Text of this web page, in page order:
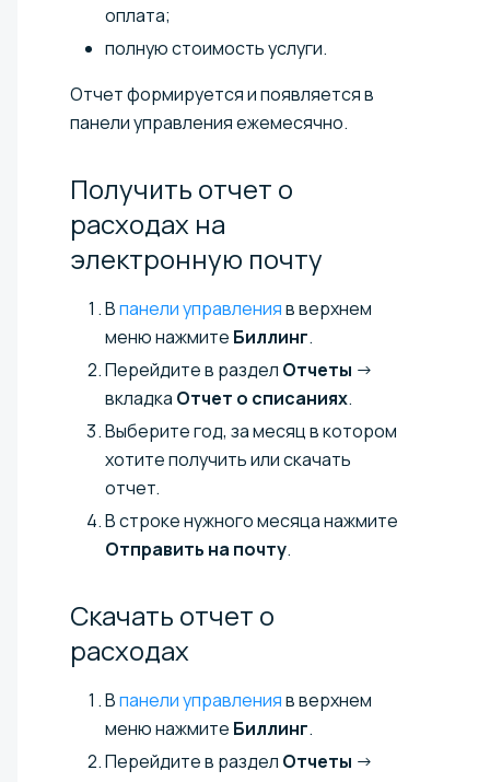
оплата;
полную стоимость услуги.
Отчет формируется и появляется в
панели управления ежемесячно.
Получить отчет о
расходах на
электронную почту
Впанели управленияв верхнем
меню нажмите Биллинг.
Перейдите в раздел Отчеты →
вкладка Отчет о списаниях.
Выберите год, за месяц в котором
хотите получить или скачать
отчет.
В строке нужного месяца нажмите
Отправить на почту.
Скачать отчет о
расходах
Впанели управленияв верхнем
меню нажмите Биллинг.
Перейдите в раздел Отчеты →